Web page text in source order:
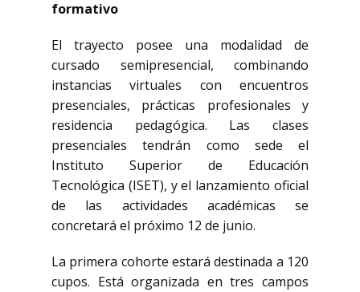
formativo
El trayecto posee una modalidad de
cursado semipresencial, combinando
instancias virtuales con encuentros
presenciales, prácticas profesionales y
residencia pedagógica. Las clases
presenciales tendrán como sede el
Instituto Superior de Educación
Tecnológica (ISET), y el lanzamiento oficial
de las actividades académicas se
concretará el próximo 12 de junio.
La primera cohorte estará destinada a 120
cupos. Está organizada en tres campos